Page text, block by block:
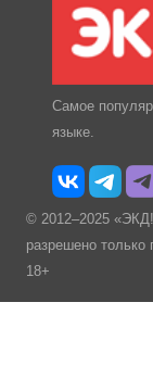
Самое
языке.
© 2012–2025
разрешено только
18+